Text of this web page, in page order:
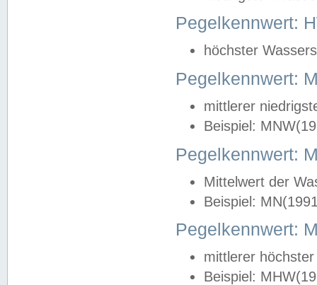
Pegelkennwert:
höchster
Pegelkennwert:
mittlerer
Beispiel:
Pegelkennwert:
Mittelwert der
Beispiel:
Pegelkennwert:
mittlerer
Beispiel: